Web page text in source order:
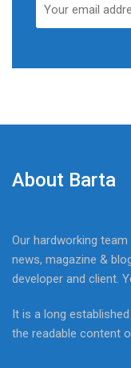
About Barta
Our hardworking
news, magazine &
developer and client.
It is a long
the readable content